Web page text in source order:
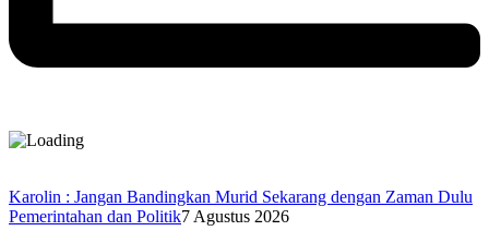
Karolin : Jangan Bandingkan Murid Sekarang dengan Zaman Dulu
Pemerintahan dan Politik7 Agustus 2026